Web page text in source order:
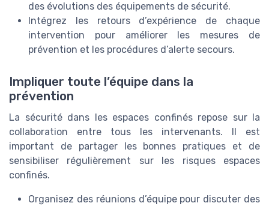
des évolutions des équipements de sécurité.
Intégrez les retours d’expérience de chaque
intervention pour améliorer les mesures de
prévention et les procédures d’alerte secours.
Impliquer toute l’équipe dans la
prévention
La sécurité dans les espaces confinés repose sur la
collaboration entre tous les intervenants. Il est
important de partager les bonnes pratiques et de
sensibiliser régulièrement sur les risques espaces
confinés.
Organisez des réunions d’équipe pour discuter des